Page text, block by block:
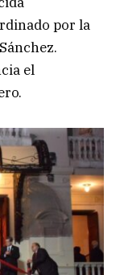
por la
el